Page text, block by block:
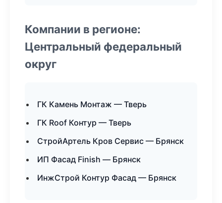
Компании в регионе:
Центральный федеральный
округ
ГК Камень Монтаж — Тверь
ГК Roof Контур — Тверь
СтройАртель Кров Сервис — Брянск
ИП Фасад Finish — Брянск
ИнжСтрой Контур Фасад — Брянск